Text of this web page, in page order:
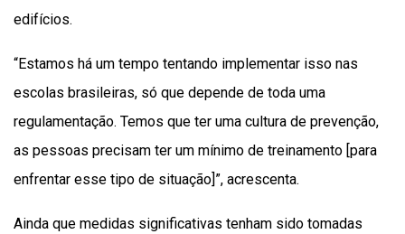
edifícios.
“Estamos há um tempo tentando implementar isso nas
escolas brasileiras, só que depende de toda uma
regulamentação. Temos que ter uma cultura de prevenção,
as pessoas precisam ter um mínimo de treinamento [para
enfrentar esse tipo de situação]”, acrescenta.
Ainda que medidas significativas tenham sido tomadas